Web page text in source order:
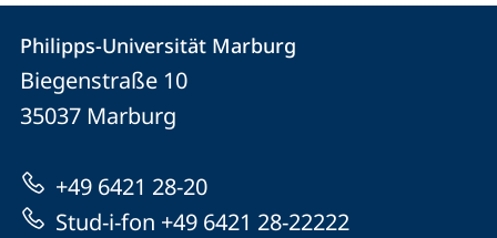
Kontakt
und
Informationen
zur
Website
Kontaktinformationen
Philipps-
Universität
Marburg
Philipps-Universität Marburg
Biegenstraße 10
35037 Marburg
+49 6421 28-20
Stud-i-fon +49 6421 28-22222